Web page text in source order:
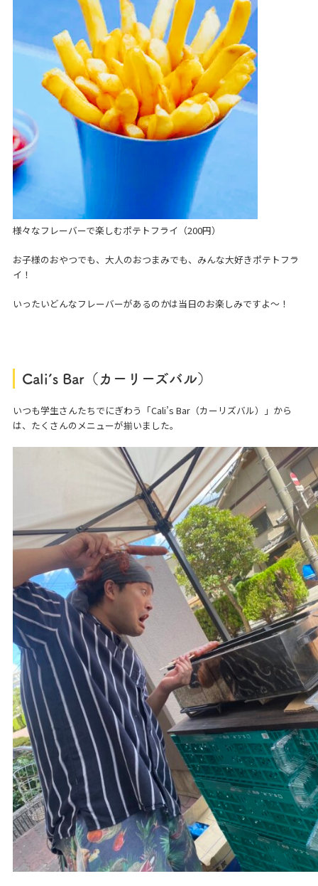
様々なフレーバーで楽しむポテトフライ（200円）
お子様のおやつでも、大人のおつまみでも、みんな大好きポテトフラ
イ！
いったいどんなフレーバーがあるのかは当日のお楽しみですよ～！
Cali’s Bar（カーリーズバル）
いつも学生さんたちでにぎわう「Cali’s Bar（カーリズバル）」から
は、たくさんのメニューが揃いました。